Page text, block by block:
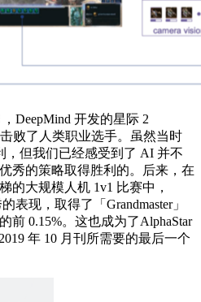
开发的星际 2
败了人类职业选手。虽然当时
，但我们已经感受到了 AI 并不
秀的策略取得胜利的。后来，在
的大规模人机 1v1 比赛中，
表现，取得了「Grandmaster」
前 0.15%。这也成为了AlphaStar
年 10 月刊所需要的最后一个